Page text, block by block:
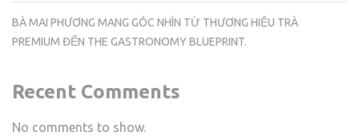
BÀ MAI PHƯƠNG MANG GÓC NHÌN TỪ THƯƠNG HIỆU TRÀ
PREMIUM ĐẾN THE GASTRONOMY BLUEPRINT.
Recent Comments
No comments to show.